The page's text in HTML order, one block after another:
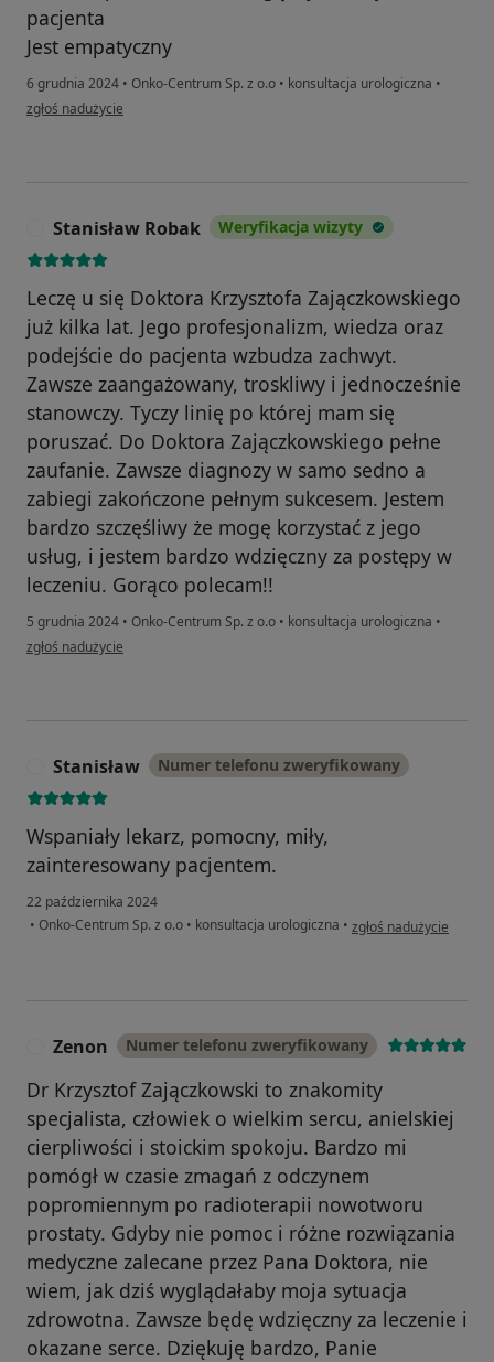
pacjenta
Jest empatyczny
6 grudnia 2024 • Onko-Centrum Sp. z o.o • konsultacja urologiczna •
w opinii użytkownika Sławomir Zew-Surdacki
zgłoś nadużycie
Stanisław Robak Weryfikacja wizyty
Leczę u się Doktora Krzysztofa Zajączkowskiego
już kilka lat. Jego profesjonalizm, wiedza oraz
podejście do pacjenta wzbudza zachwyt.
Zawsze zaangażowany, troskliwy i jednocześnie
stanowczy. Tyczy linię po której mam się
poruszać. Do Doktora Zajączkowskiego pełne
zaufanie. Zawsze diagnozy w samo sedno a
zabiegi zakończone pełnym sukcesem. Jestem
bardzo szczęśliwy że mogę korzystać z jego
usług, i jestem bardzo wdzięczny za postępy w
leczeniu. Gorąco polecam!!
5 grudnia 2024 • Onko-Centrum Sp. z o.o • konsultacja urologiczna •
w opinii użytkownika Stanisław Robak
zgłoś nadużycie
Stanisław Numer telefonu zweryfikowany
Wspaniały lekarz, pomocny, miły,
zainteresowany pacjentem.
22 października 2024
• Onko-Centrum Sp. z o.o • konsultacja urologiczna • w opinii użytkownika
zgłoś nadużycie
Zenon Numer telefonu zweryfikowany
Dr Krzysztof Zajączkowski to znakomity
specjalista, człowiek o wielkim sercu, anielskiej
cierpliwości i stoickim spokoju. Bardzo mi
pomógł w czasie zmagań z odczynem
popromiennym po radioterapii nowotworu
prostaty. Gdyby nie pomoc i różne rozwiązania
medyczne zalecane przez Pana Doktora, nie
wiem, jak dziś wyglądałaby moja sytuacja
zdrowotna. Zawsze będę wdzięczny za leczenie i
okazane serce. Dziękuję bardzo, Panie